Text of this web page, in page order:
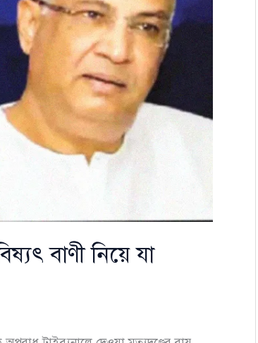
বাণী নিয়ে যা